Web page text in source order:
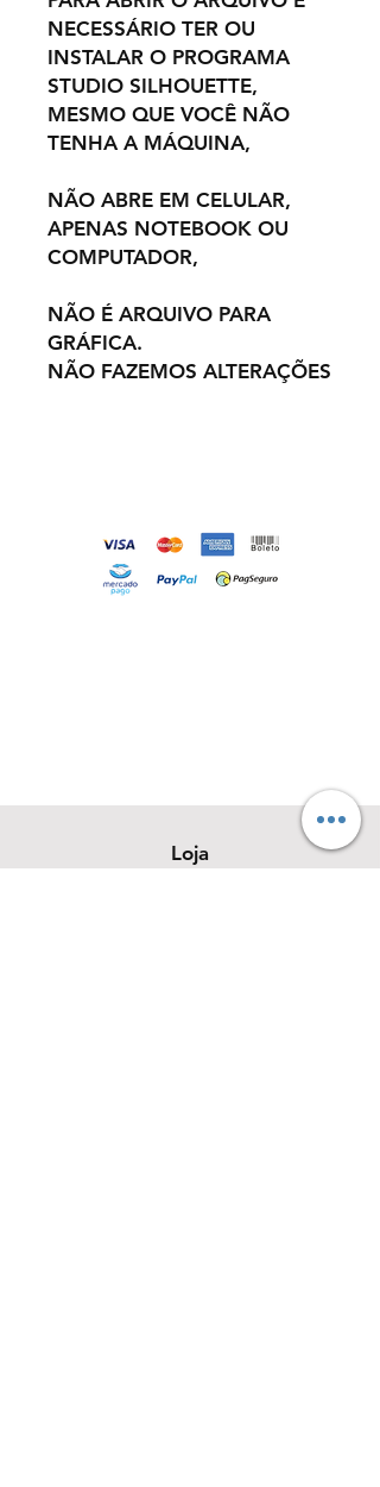
NECESSÁRIO TER OU
INSTALAR O PROGRAMA
STUDIO SILHOUETTE,
MESMO QUE VOCÊ NÃO
TENHA A MÁQUINA,
NÃO ABRE EM CELULAR,
APENAS NOTEBOOK OU
COMPUTADOR,
NÃO É ARQUIVO PARA
GRÁFICA.
NÃO FAZEMOS ALTERAÇÕES
Loja